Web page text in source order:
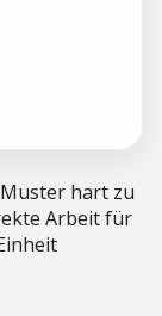
hart zu
Arbeit für